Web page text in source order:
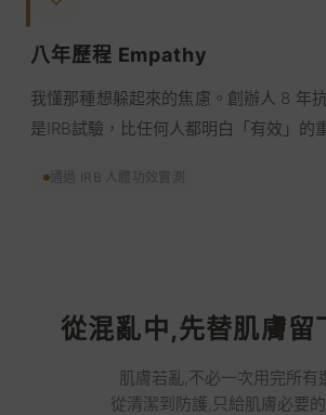
八年歷程 Empathy
我懂那種想躲起來的焦慮。創辦人 8 年
是IRB試驗，比任何人都明白「有效」的
通過 IRB 人體功效實測
從混亂中,先替肌膚留
肌膚若亂,不必一次用完所有
從清潔到防護,只給肌膚必要